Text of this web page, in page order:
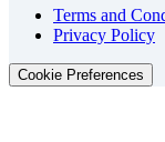
Terms and
Privacy Policy
Cookie Preferences